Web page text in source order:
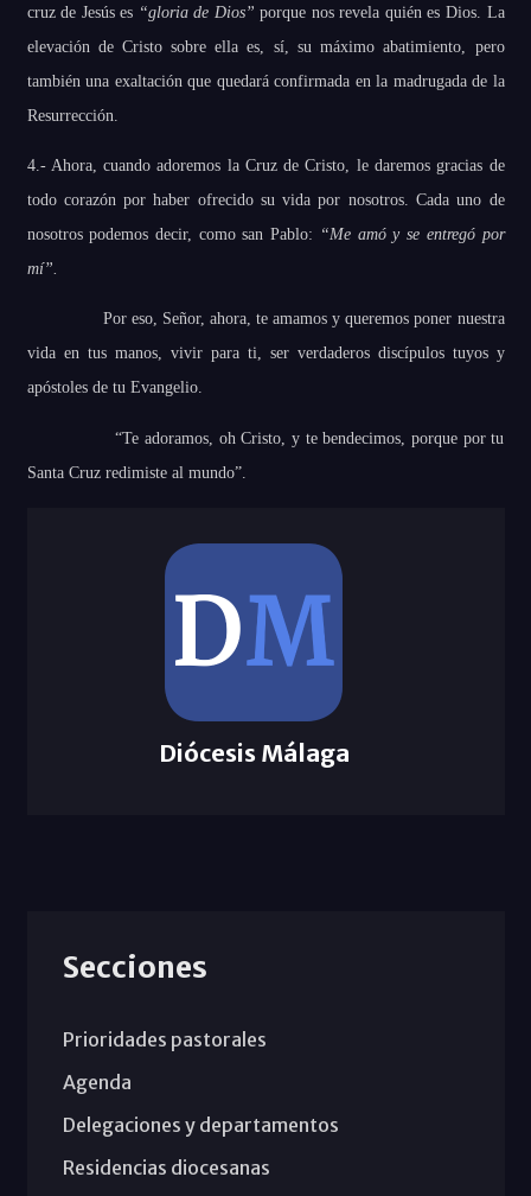
cruz de Jesús es “gloria de Dios” porque nos revela quién es Dios. La
elevación de Cristo sobre ella es, sí, su máximo abatimiento, pero
también una exaltación que quedará confirmada en la madrugada de la
Resurrección.
4.- Ahora, cuando adoremos la Cruz de Cristo, le daremos gracias de
todo corazón por haber ofrecido su vida por nosotros. Cada uno de
nosotros podemos decir, como san Pablo: “Me amó y se entregó por
mí”.
Por eso, Señor, ahora, te amamos y queremos poner nuestra
vida en tus manos, vivir para ti, ser verdaderos discípulos tuyos y
apóstoles de tu Evangelio.
“Te adoramos, oh Cristo, y te bendecimos, porque por tu
Santa Cruz redimiste al mundo”.
Diócesis Málaga
Secciones
Prioridades pastorales
Agenda
Delegaciones y departamentos
Residencias diocesanas